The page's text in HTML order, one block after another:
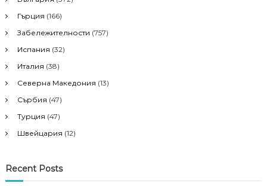
Гърция (166)
Забележителности (757)
Испания (32)
Италия (38)
Северна Македония (13)
Сърбия (47)
Турция (47)
Швейцария (12)
Recent Posts